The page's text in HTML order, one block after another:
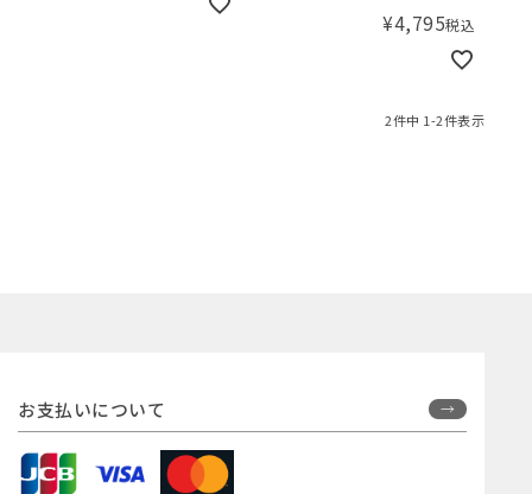
¥4,795税込
2件中 1-2件表示
お支払いについて